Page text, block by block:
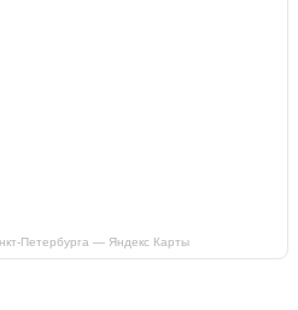
— Яндекс Карты